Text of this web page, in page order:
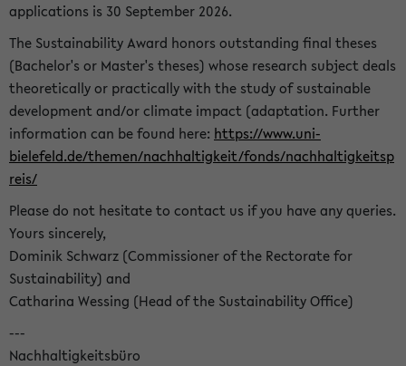
applications is 30 September 2026.
The Sustainability Award honors outstanding final theses
(Bachelor's or Master's theses) whose research subject deals
theoretically or practically with the study of sustainable
development and/or climate impact (adaptation. Further
information can be found here: https://www.uni-
bielefeld.de/themen/nachhaltigkeit/fonds/nachhaltigkeitsp
reis/
Please do not hesitate to contact us if you have any queries.
Yours sincerely,
Dominik Schwarz (Commissioner of the Rectorate for
Sustainability) and
Catharina Wessing (Head of the Sustainability Office)
---
Nachhaltigkeitsbüro